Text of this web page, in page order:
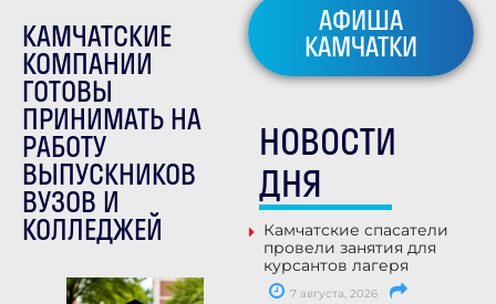
КАМЧАТСКИЕ
КОМПАНИИ
ГОТОВЫ
ПРИНИМАТЬ НА
РАБОТУ
ВЫПУСКНИКОВ
ВУЗОВ И
КОЛЛЕДЖЕЙ
АФИША
КАМЧАТКИ
НОВОСТИ
ДНЯ
Камчатские спасатели
провели занятия для
курсантов лагеря
7 августа, 2026